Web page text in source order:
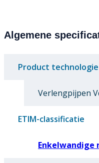
Algemene
Product technologie
Verlengpijpen
ETIM-classificatie
Enkelwandige